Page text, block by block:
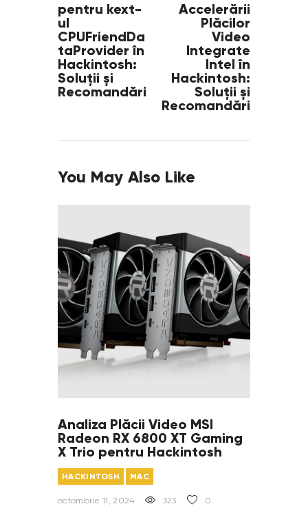
pentru kext-
ul
CPUFriendDa
taProvider în
Hackintosh:
Soluții și
Recomandări
Accelerării
Plăcilor
Video
Integrate
Intel în
Hackintosh:
Soluții și
Recomandări
You May Also Like
Analiza Plăcii Video MSI
Radeon RX 6800 XT Gaming
X Trio pentru Hackintosh
HACKINTOSH MAC
octombrie 11, 2024 323 0